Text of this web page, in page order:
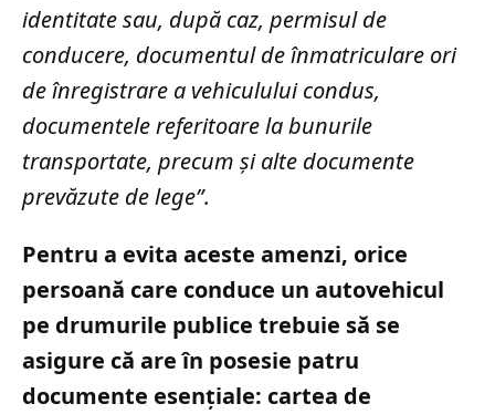
identitate sau, după caz, permisul de
conducere, documentul de înmatriculare ori
de înregistrare a vehiculului condus,
documentele referitoare la bunurile
transportate, precum şi alte documente
prevăzute de lege”.
Pentru a evita aceste amenzi, orice
persoană care conduce un autovehicul
pe drumurile publice trebuie să se
asigure că are în posesie patru
documente esențiale: cartea de